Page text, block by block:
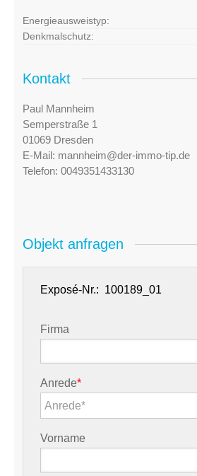
Energieausweistyp:
Denkmalschutz:
Kontakt
Paul Mannheim
Semperstraße 1
01069 Dresden
E-Mail: mannheim@der-immo-tip.de
Telefon: 0049351433130
Objekt anfragen
Exposé-Nr.:
Firma
Anrede*
Anrede*
Vorname